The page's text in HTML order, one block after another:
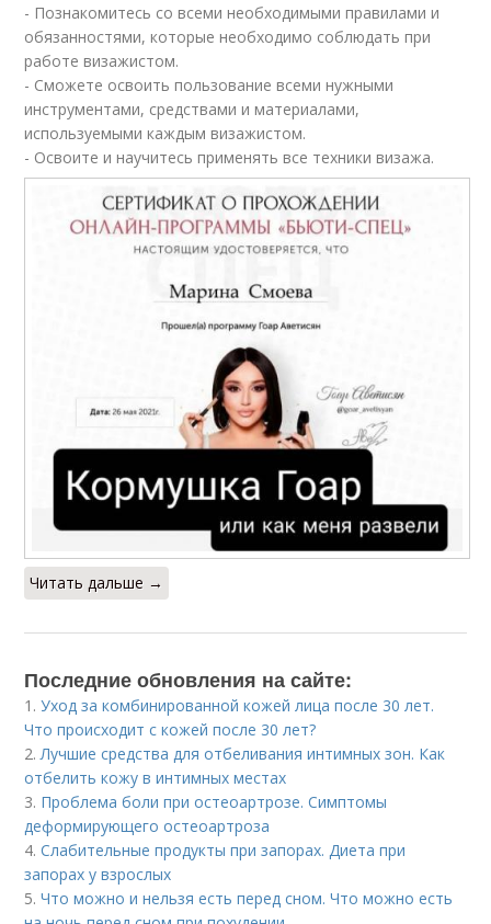
- Познакомитесь со всеми необходимыми правилами и
обязанностями, которые необходимо соблюдать при
работе визажистом.
- Сможете освоить пользование всеми нужными
инструментами, средствами и материалами,
используемыми каждым визажистом.
- Освоите и научитесь применять все техники визажа.
Читать дальше →
Последние обновления на сайте:
1.Уход за комбинированной кожей лица после 30 лет.
Что происходит с кожей после 30 лет?
2. Лучшие средства для отбеливания интимных зон. Как
отбелить кожу в интимных местах
3. Проблема боли при остеоартрозе. Симптомы
деформирующего остеоартроза
4.Слабительные продукты при запорах. Диета при
запорах у взрослых
5.Что можно и нельзя есть перед сном. Что можно есть